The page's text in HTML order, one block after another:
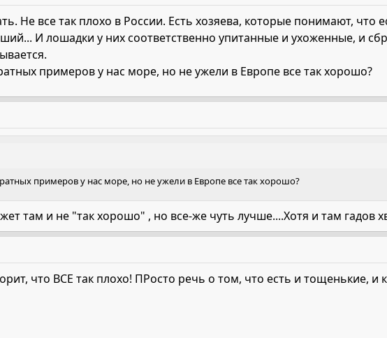
Не все так плохо в России. Есть хозяева, которые понимают, что
И лошадки у них соответственно упитанные и ухоженные, и
примеров у нас море, но не ужели в Европе все так хорошо?
примеров у нас море, но не ужели в Европе все так хорошо?
там и не "так хорошо" , но все-же чуть лучше....Хотя и там гадов
что ВСЕ так плохо! ПРосто речь о том, что есть и тощенькие,